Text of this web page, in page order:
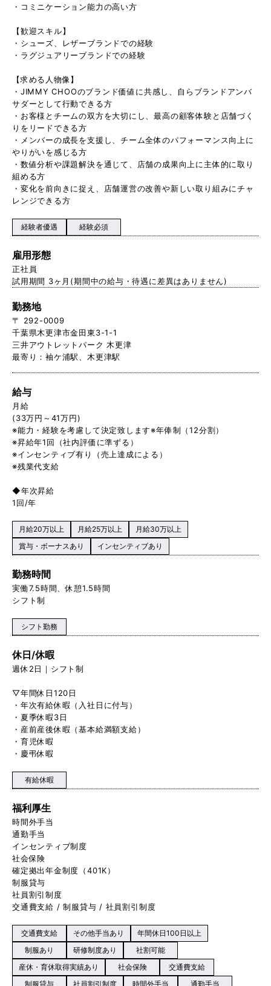
・コミニケーション能力の高い方
【歓迎スキル】
・シューズ、レザーブランドでの経験
・ラグジュアリーブランドでの経験
【求める人物像】
・JIMMY CHOOのブランド価値に共感し、自らブランドアンバ
サダーとして行動できる方
・お客様とチームの双方を大切にし、最高の顧客体験と店舗づく
りをリードできる方
・メンバーの成長を支援し、チーム全体のパフォーマンス向上に
やりがいを感じる方
・数値分析や課題解決を通じて、店舗の成果向上に主体的に取り
組める方
・変化を前向きに捉え、店舗運営の改善や新しい取り組みにチャ
レンジできる方
経験者優遇 経験必須
雇用形態
正社員
試用期間 3ヶ月(期間中の給与・待遇に差異はありません)
勤務地
〒 292-0009
千葉県木更津市金田東3-1-1
三井アウトレットパーク 木更津
最寄り：袖ケ浦駅、木更津駅
給与
月給
(33万円～41万円)
※能力・経験を考慮して決定致します※年俸制（12分割）
※昇給年1回（社内評価に準ずる）
※インセンティブ有り（売上達成による）
※残業代支給
◆年次昇給
1回/年
月給20万以上 月給25万以上
月給30万以上
賞与・ボーナスあり
インセンティブあり
勤務時間
実働7.5時間、休憩1.5時間
シフト制
シフト勤務
休日/休暇
週休2日｜シフト制
▽年間休日120日
・年次有給休暇（入社日に付与）
・夏季休暇3日
・産前産後休暇（基本給満額支給）
・育児休暇
・慶弔休暇
有給休暇
福利厚生
時間外手当
通勤手当
インセンティブ制度
社会保険
確定拠出年金制度（401K）
制服貸与
社員割引制度
交通費支給 / 制服貸与 / 社員割引制度
交通費支給 その他手当あり
年間休日100日以上
制服あり
研修制度あり
社割可能
産休・育休取得実績あり
社会保険
交通費支給
制服貸与
社員割引制度 時間外手当 通勤手当